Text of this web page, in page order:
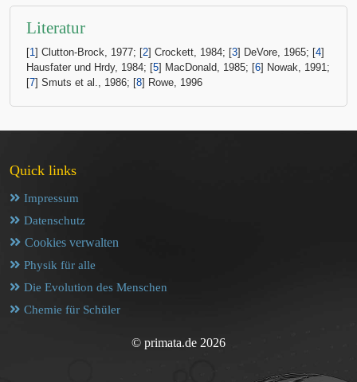
Literatur
[1] Clutton-Brock, 1977; [2] Crockett, 1984; [3] DeVore, 1965; [4]
Hausfater und Hrdy, 1984; [5] MacDonald, 1985; [6] Nowak, 1991;
[7] Smuts et al., 1986; [8] Rowe, 1996
Quick links
Impressum
Datenschutz
Cookies verwalten
Physik für alle
Die Evolution des Menschen
Chemie für Schüler
© primata.de 2026